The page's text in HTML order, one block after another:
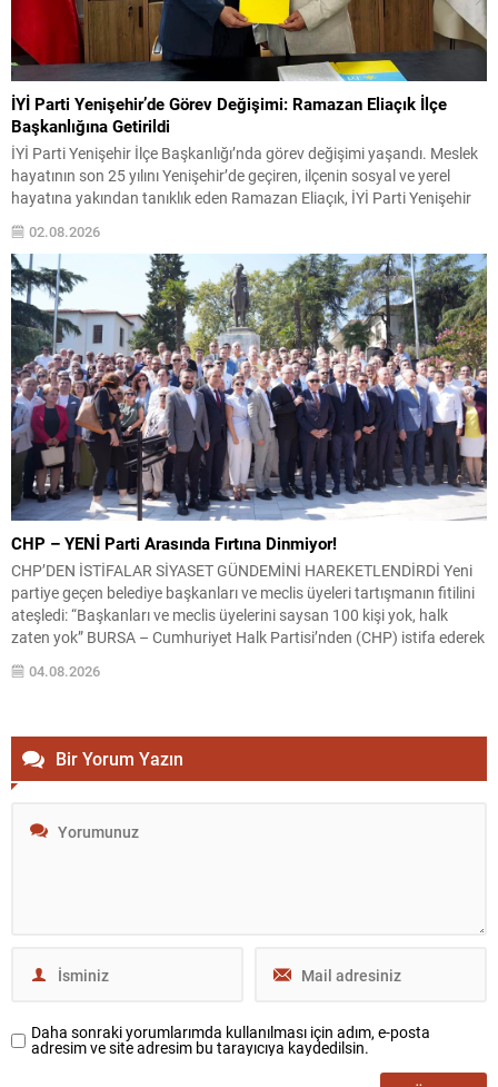
İYİ Parti Yenişehir’de Görev Değişimi: Ramazan Eliaçık İlçe
Başkanlığına Getirildi
İYİ Parti Yenişehir İlçe Başkanlığı’nda görev değişimi yaşandı. Meslek
hayatının son 25 yılını Yenişehir’de geçiren, ilçenin sosyal ve yerel
hayatına yakından tanıklık eden Ramazan Eliaçık, İYİ Parti Yenişehir
büyük bir onur olduğu kadar önemli bir sorumluluk taşıdığını
belirterek, teşkilat yönetimiyle...
02.08.2026
CHP – YENİ Parti Arasında Fırtına Dinmiyor!
CHP’DEN İSTİFALAR SİYASET GÜNDEMİNİ HAREKETLENDİRDİ Yeni
partiye geçen belediye başkanları ve meclis üyeleri tartışmanın fitilini
ateşledi: “Başkanları ve meclis üyelerini saysan 100 kişi yok, halk
zaten yok” BURSA – Cumhuriyet Halk Partisi’nden (CHP) istifa ederek
yeni kurulan siyasi oluşumlara katılan belediye başkanları ve belediye
meclis üyeleri üzerinden başlayan tartışmalar siyaset...
04.08.2026
Bir Yorum Yazın
Daha sonraki yorumlarımda kullanılması için adım, e-posta
adresim ve site adresim bu tarayıcıya kaydedilsin.